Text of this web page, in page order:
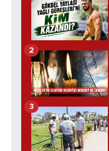
2
3